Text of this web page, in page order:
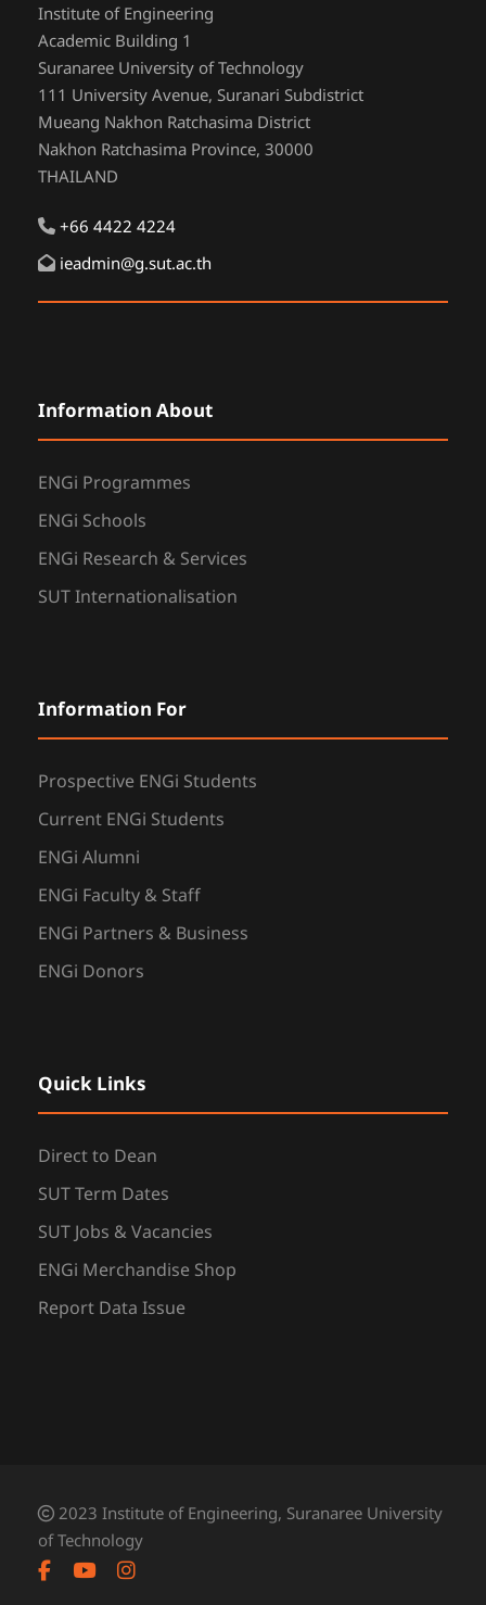
Institute of Engineering
Academic Building 1
Suranaree University of Technology
111 University Avenue, Suranari Subdistrict
Mueang Nakhon Ratchasima District
Nakhon Ratchasima Province, 30000
THAILAND
+66 4422 4224
ieadmin@g.sut.ac.th
Information About
ENGi Programmes
ENGi Schools
ENGi Research & Services
SUT Internationalisation
Information For
Prospective ENGi Students
Current ENGi Students
ENGi Alumni
ENGi Faculty & Staff
ENGi Partners & Business
ENGi Donors
Quick Links
Direct to Dean
SUT Term Dates
SUT Jobs & Vacancies
ENGi Merchandise Shop
Report Data Issue
2023 Institute of Engineering, Suranaree University
of Technology